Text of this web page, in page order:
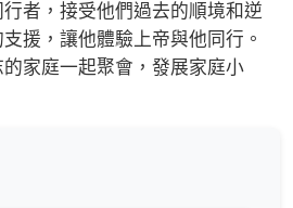
者，接受他們過去的順境和逆
援，讓他體驗上帝與他同行。
家庭一起聚會，發展家庭小